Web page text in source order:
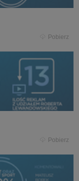
Pobierz
Pobierz